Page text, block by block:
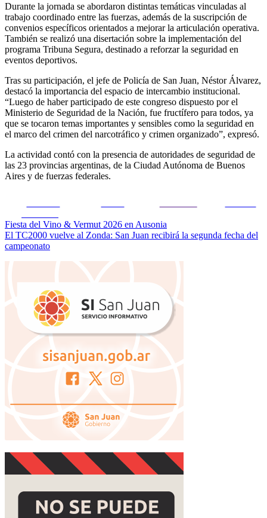
Durante la jornada se abordaron distintas temáticas vinculadas al
trabajo coordinado entre las fuerzas, además de la suscripción de
convenios específicos orientados a mejorar la articulación operativa.
También se realizó una disertación sobre la implementación del
programa Tribuna Segura, destinado a reforzar la seguridad en
eventos deportivos.
Tras su participación, el jefe de Policía de San Juan, Néstor Álvarez,
destacó la importancia del espacio de intercambio institucional.
“Luego de haber participado de este congreso dispuesto por el
Ministerio de Seguridad de la Nación, fue fructífero para todos, ya
que se tocaron temas importantes y sensibles como la seguridad en
el marco del crimen del narcotráfico y crimen organizado”, expresó.
La actividad contó con la presencia de autoridades de seguridad de
las 23 provincias argentinas, de la Ciudad Autónoma de Buenos
Aires y de fuerzas federales.
Navegación
de
entradas
Fiesta del Vino & Vermut 2026 en Ausonia
El TC2000 vuelve al Zonda: San Juan recibirá la segunda fecha del
campeonato